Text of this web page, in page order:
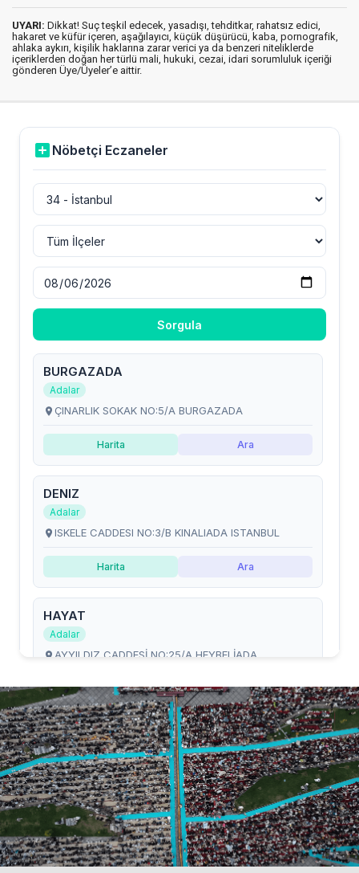
UYARI: Dikkat! Suç teşkil edecek, yasadışı, tehditkar, rahatsız edici,
hakaret ve küfür içeren, aşağılayıcı, küçük düşürücü, kaba, pornografik,
ahlaka aykırı, kişilik haklarına zarar verici ya da benzeri niteliklerde
içeriklerden doğan her türlü mali, hukuki, cezai, idari sorumluluk içeriği
gönderen Üye/Üyeler’e aittir.